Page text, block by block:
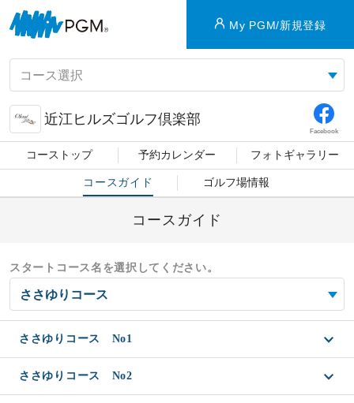
My PGM/新規登録
近江ヒルズゴルフ倶楽部
Facebook
コーストップ 予約カレンダー フォトギャラリー
コースガイド ゴルフ場情報
コースガイド
スタートコース名を選択してください。
ささゆりコース No1
ささゆりコース No2